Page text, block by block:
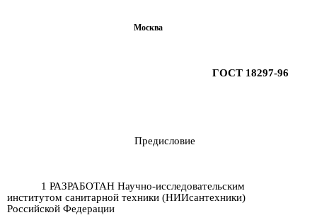
Москва
ГОСТ 18297-96
Предисловие
1 РАЗРАБОТАН Научно-исследовательским
институтом санитарной техники (НИИсантехники)
Российской Федерации